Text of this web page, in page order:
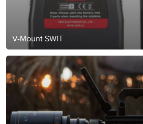
V-Mount SWIT